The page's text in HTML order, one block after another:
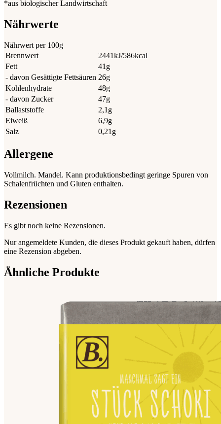
*aus biologischer Landwirtschaft
Nährwerte
Nährwert per 100g
Brennwert
2441kJ/586kcal
Fett
41g
- davon Gesättigte Fettsäuren 26g
Kohlenhydrate
48g
- davon Zucker
47g
Ballaststoffe
2,1g
Eiweiß
6,9g
Salz
0,21g
Allergene
Vollmilch. Mandel. Kann produktionsbedingt geringe Spuren von
Schalenfrüchten und Gluten enthalten.
Rezensionen
Es gibt noch keine Rezensionen.
Nur angemeldete Kunden, die dieses Produkt gekauft haben, dürfen
eine Rezension abgeben.
Ähnliche Produkte